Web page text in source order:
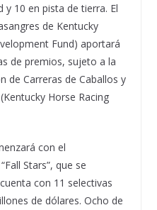
y 10 en pista de tierra. El
de Kentucky
Fund) aportará
de premios, sujeto a la
de Carreras de Caballos y
Horse Racing
con el
Stars”, que se
con 11 selectivas
de dólares. Ocho de